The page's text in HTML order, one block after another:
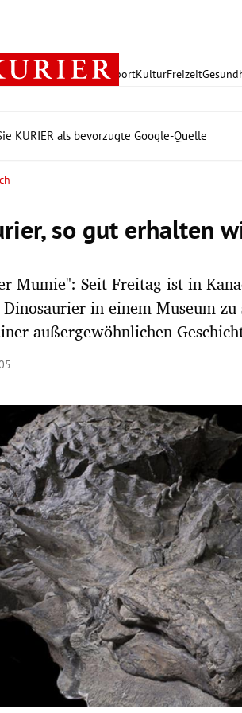
PolitikWirtschaft SportKulturFreizeit
KURIER als bevorzugte Google-Quelle
so gut erhalten
Mumie": Seit Freitag ist in
in einem Museum
außergewöhnlichen
öffnen/schließen